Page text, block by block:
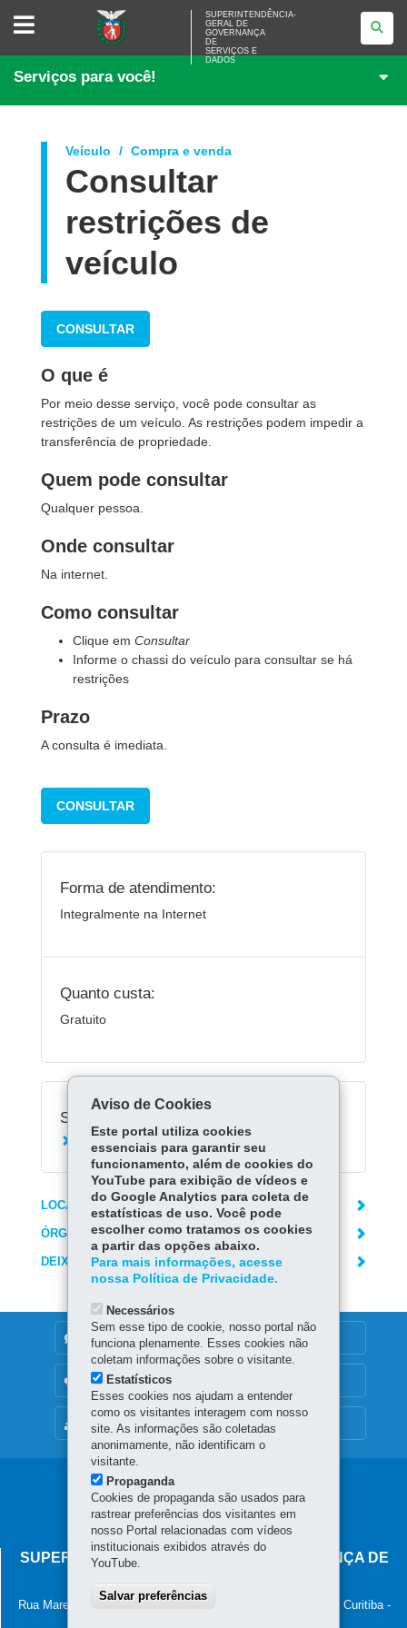
SUPERINTENDÊNCIA-
<BR>GOVERNANÇA
SERVIÇOS
DADOS
SUPERINTENDÊNCIA-
GERAL DE
GOVERNANÇA
DE
SERVIÇOS E
DADOS
Serviços para você!
Veículo Compra e venda
Consultar
restrições de
veículo
CONSULTAR
O que é
Por meio desse serviço, você pode consultar as
restrições de um veículo. As restrições podem impedir a
transferência de propriedade.
Quem pode consultar
Qualquer pessoa.
Onde consultar
Na internet.
Como consultar
Clique em Consultar
Informe o chassi do veículo para consultar se há
restrições
Prazo
A consulta é imediata.
CONSULTAR
Forma de atendimento:
Integralmente na Internet
Quanto custa:
Gratuito
Serviços Relacionados:
Consultar extrato de veículo
LOCAIS DE ATENDIMENTO
ÓRGÃO RESPONSÁVEL
DEIXE SUA OPINIÃO
MAPA DO SITE
DENUNCIE CORRUPÇÃO
OUVIDORIA
Navegação
principal
SUPERINTENDÊNCIA-GERAL DE GOVERNANÇA DE
Rua Marechal Deodoro, 806, 13º andar - Centro Curitiba -
Aviso de Cookies
Este portal utiliza cookies
essenciais para garantir seu
funcionamento, além de cookies do
YouTube para exibição de vídeos e
do Google Analytics para coleta de
estatísticas de uso. Você pode
escolher como tratamos os cookies
a partir das opções abaixo.
Para mais informações, acesse
nossa Política de Privacidade.
Necessários
Sem esse tipo de cookie, nosso portal não
funciona plenamente. Esses cookies não
coletam informações sobre o visitante.
Estatísticos
Esses cookies nos ajudam a entender
como os visitantes interagem com nosso
site. As informações são coletadas
anonimamente, não identificam o
visitante.
Propaganda
Cookies de propaganda são usados para
rastrear preferências dos visitantes em
nosso Portal relacionadas com vídeos
institucionais exibidos através do
YouTube.
Salvar preferências